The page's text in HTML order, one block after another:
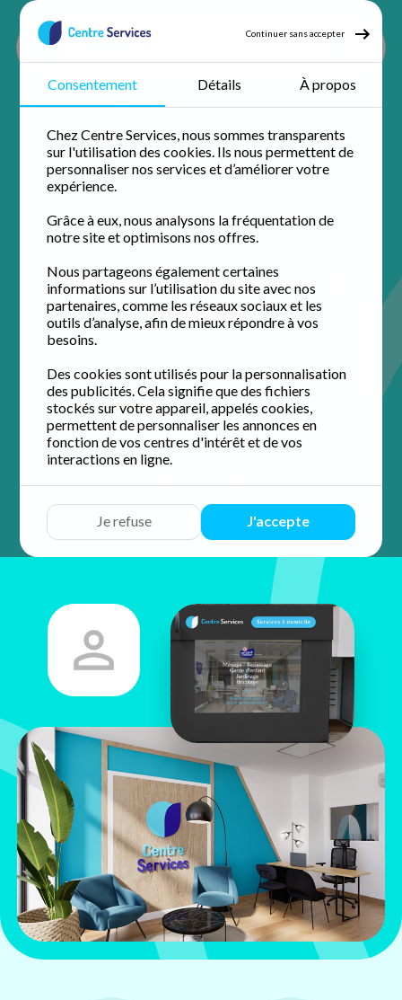
Continuer sans accepter
Consentement Détails À propos
Chez Centre Services, nous sommes transparents
sur l'utilisation des cookies. Ils nous permettent de
personnaliser nos services et d’améliorer votre
expérience.
Grâce à eux, nous analysons la fréquentation de
notre site et optimisons nos offres.
Nous partageons également certaines
informations sur l’utilisation du site avec nos
partenaires, comme les réseaux sociaux et les
outils d’analyse, afin de mieux répondre à vos
besoins.
Des cookies sont utilisés pour la personnalisation
des publicités. Cela signifie que des fichiers
stockés sur votre appareil, appelés cookies,
permettent de personnaliser les annonces en
fonction de vos centres d'intérêt et de vos
interactions en ligne.
Je refuse J'accepte
Ménage Prunay
Ménage à domicile à
Prunay
agence de proximité pour un domicile impeccable.
4.9 / 5 sur 56 avisGoogle
Devis Discuter Y aller Appeler
Benoit
Lejeune
5 rue du Colonel Fabien
51100 Reims